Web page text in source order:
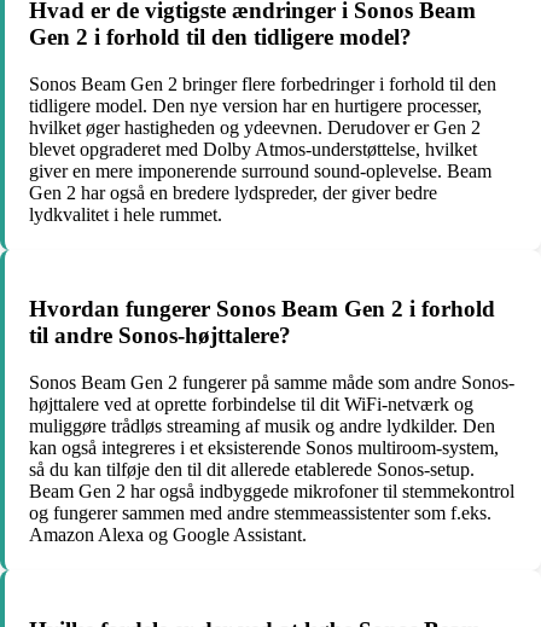
Hvad er de vigtigste ændringer i Sonos Beam
Gen 2 i forhold til den tidligere model?
Sonos Beam Gen 2 bringer flere forbedringer i forhold til den
tidligere model. Den nye version har en hurtigere processer,
hvilket øger hastigheden og ydeevnen. Derudover er Gen 2
blevet opgraderet med Dolby Atmos-understøttelse, hvilket
giver en mere imponerende surround sound-oplevelse. Beam
Gen 2 har også en bredere lydspreder, der giver bedre
lydkvalitet i hele rummet.
Hvordan fungerer Sonos Beam Gen 2 i forhold
til andre Sonos-højttalere?
Sonos Beam Gen 2 fungerer på samme måde som andre Sonos-
højttalere ved at oprette forbindelse til dit WiFi-netværk og
muliggøre trådløs streaming af musik og andre lydkilder. Den
kan også integreres i et eksisterende Sonos multiroom-system,
så du kan tilføje den til dit allerede etablerede Sonos-setup.
Beam Gen 2 har også indbyggede mikrofoner til stemmekontrol
og fungerer sammen med andre stemmeassistenter som f.eks.
Amazon Alexa og Google Assistant.